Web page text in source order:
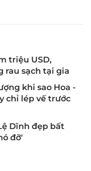
triệu USD,
rau sạch tại gia
khi sao Hoa -
chỉ lép vế trước
Dĩnh đẹp bất
đỡ'